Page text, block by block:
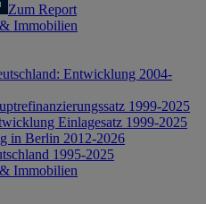
Zum Report
Immobilien
Entwicklung 2004-
1999-2025
Einlagesatz 1999-2025
in Berlin 2012-2026
1995-2025
Immobilien